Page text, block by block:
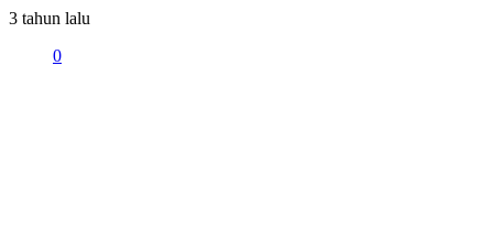
3 tahun lalu
0